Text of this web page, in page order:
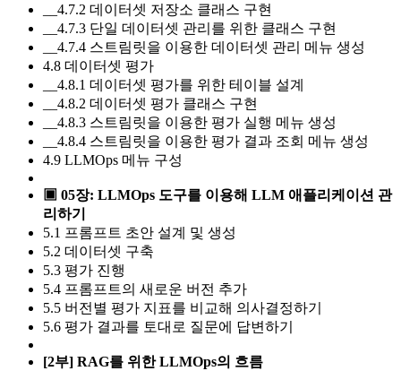
__4.7.2 데이터셋 저장소 클래스 구현
__4.7.3 단일 데이터셋 관리를 위한 클래스 구현
__4.7.4 스트림릿을 이용한 데이터셋 관리 메뉴 생성
4.8 데이터셋 평가
__4.8.1 데이터셋 평가를 위한 테이블 설계
__4.8.2 데이터셋 평가 클래스 구현
__4.8.3 스트림릿을 이용한 평가 실행 메뉴 생성
__4.8.4 스트림릿을 이용한 평가 결과 조회 메뉴 생성
4.9 LLMOps 메뉴 구성
▣ 05장: LLMOps 도구를 이용해 LLM 애플리케이션 관
리하기
5.1 프롬프트 초안 설계 및 생성
5.2 데이터셋 구축
5.3 평가 진행
5.4 프롬프트의 새로운 버전 추가
5.5 버전별 평가 지표를 비교해 의사결정하기
5.6 평가 결과를 토대로 질문에 답변하기
[2부] RAG를 위한 LLMOps의 흐름